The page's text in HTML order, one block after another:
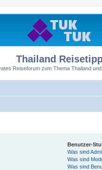
Thailand
Reiseforum zum Thema Thailand
Benutzer-
Was sind
Was sind
Was sind